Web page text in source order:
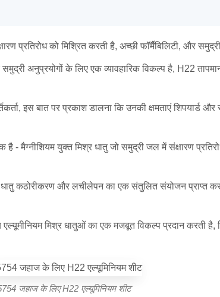
प्रतिरोध को मिश्रित करती है, अच्छी फॉर्मैबिलिटी, और
अनुप्रयोगों के लिए एक व्यावहारिक विकल्प है, H22
इस बात पर प्रकाश डालना कि उनकी क्षमताएं शिपयार्ड
मैग्नीशियम युक्त मिश्र धातु जो समुद्री जल में संक्षारण
कठोरीकरण और लचीलेपन का एक संतुलित संयोजन प्राप्त
एल्यूमीनियम मिश्र धातुओं का एक मजबूत विकल्प प्रदान करती
जहाज के लिए H22 एल्यूमिनियम शीट